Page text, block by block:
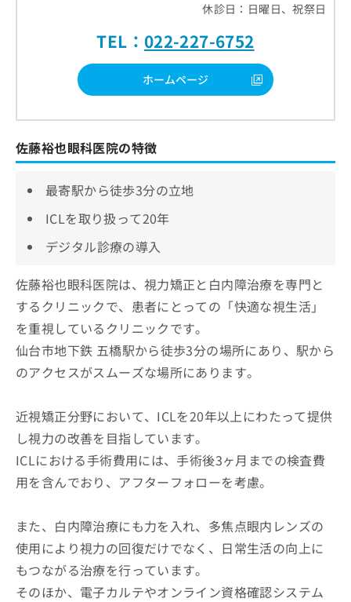
休診日：日曜日、祝祭日
TEL： 022-227-6752
ホームページ
佐藤裕也眼科医院の特徴
最寄駅から徒歩3分の立地
ICLを取り扱って20年
デジタル診療の導入
佐藤裕也眼科医院は、視力矯正と白内障治療を専門と
するクリニックで、患者にとっての「快適な視生活」
を重視しているクリニックです。
仙台市地下鉄 五橋駅から徒歩3分の場所にあり、駅から
のアクセスがスムーズな場所にあります。
近視矯正分野において、ICLを20年以上にわたって提供
し視力の改善を目指しています。
ICLにおける手術費用には、手術後3ヶ月までの検査費
用を含んでおり、アフターフォローを考慮。
また、白内障治療にも力を入れ、多焦点眼内レンズの
使用により視力の回復だけでなく、日常生活の向上に
もつながる治療を行っています。
そのほか、電子カルテやオンライン資格確認システム